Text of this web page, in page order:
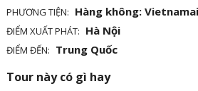
PHƯƠNG TIỆN: Hàng không:
ĐIỂM XUẤT PHÁT: Hà Nội
ĐIỂM ĐẾN: Trung Quốc
Tour này có gì hay